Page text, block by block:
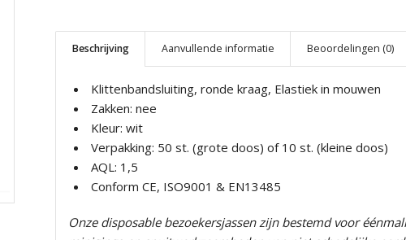
Beschrijving Aanvullende informatie Beoordelingen (0)
Klittenbandsluiting, ronde kraag, Elastiek in mouwen
Zakken: nee
Kleur: wit
Verpakking: 50 st. (grote doos) of 10 st. (kleine doos)
AQL: 1,5
Conform CE, ISO9001 & EN13485
Onze disposable bezoekersjassen zijn bestemd voor